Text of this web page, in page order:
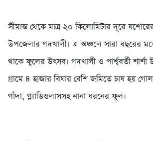
সীমান্ত থেকে মাত্র ২০ কিলোমিটার দূরে
উপজেলার গদখালী। এ অঞ্চলে সারা বছরের
থাকে ফুলের উৎসব। গদখালী ও পার্শ্ববর্তী
গ্রামে ৪ হাজার বিঘার বেশি জমিতে চাষ হয়
গাঁদা, গ্ল্যাডিওলাসসহ নানা ধরনের ফুল।